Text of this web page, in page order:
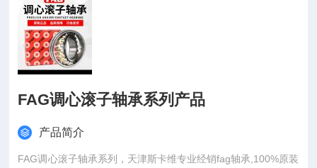
FAG调心滚子轴承系列产品
产品简介
FAG调心滚子轴承系列，天津斯卡维专业经销fag轴承,100%原装